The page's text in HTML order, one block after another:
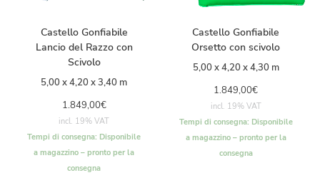
Castello Gonfiabile
Lancio del Razzo con
Scivolo
5,00 x 4,20 x 3,40 m
1.849,00€
incl. 19% VAT
Tempi di consegna: Disponibile
a magazzino – pronto per la
consegna
Castello Gonfiabile
Orsetto con scivolo
5,00 x 4,20 x 4,30 m
1.849,00€
incl. 19% VAT
Tempi di consegna: Disponibile
a magazzino – pronto per la
consegna